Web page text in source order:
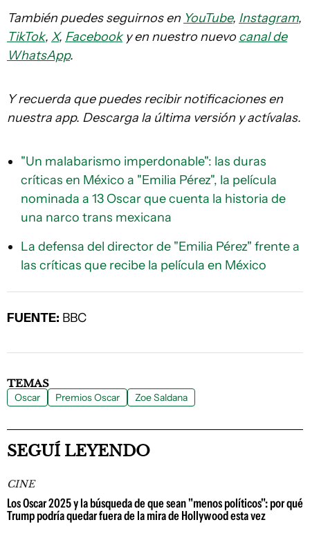
También puedes seguirnos en YouTube, Instagram,
TikTok, X, Facebooky en nuestro nuevo canal de
WhatsApp.
Y recuerda que puedes recibir notificaciones en
nuestra app. Descarga la última versión y actívalas.
"Un malabarismo imperdonable": las duras
críticas en México a "Emilia Pérez", la película
nominada a 13 Oscar que cuenta la historia de
una narco trans mexicana
La defensa del director de "Emilia Pérez" frente a
las críticas que recibe la película en México
FUENTE: BBC
TEMAS
Oscar Premios Oscar Zoe Saldana
SEGUÍ LEYENDO
CINE
Los Oscar 2025 y la búsqueda de que sean "menos políticos": por qué
Trump podría quedar fuera de la mira de Hollywood esta vez